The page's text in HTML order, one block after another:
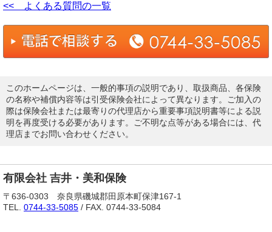
<< よくある質問の一覧
このホームページは、一般的事項の説明であり、取扱商品、各保険
の名称や補償内容等は引受保険会社によって異なります。ご加入の
際は保険会社または最寄りの代理店から重要事項説明書等による説
明を再度受ける必要があります。ご不明な点等がある場合には、代
理店までお問い合わせください。
有限会社 吉井・美和保険
〒636-0303 奈良県磯城郡田原本町保津167-1
TEL. 0744-33-5085 / FAX. 0744-33-5084